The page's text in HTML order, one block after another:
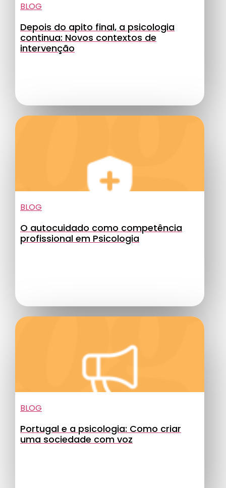
BLOG
Depois do apito final, a psicologia
continua: Novos contextos de
intervenção
BLOG
O autocuidado como competência
profissional em Psicologia
BLOG
Portugal e a psicologia: Como criar
uma sociedade com voz